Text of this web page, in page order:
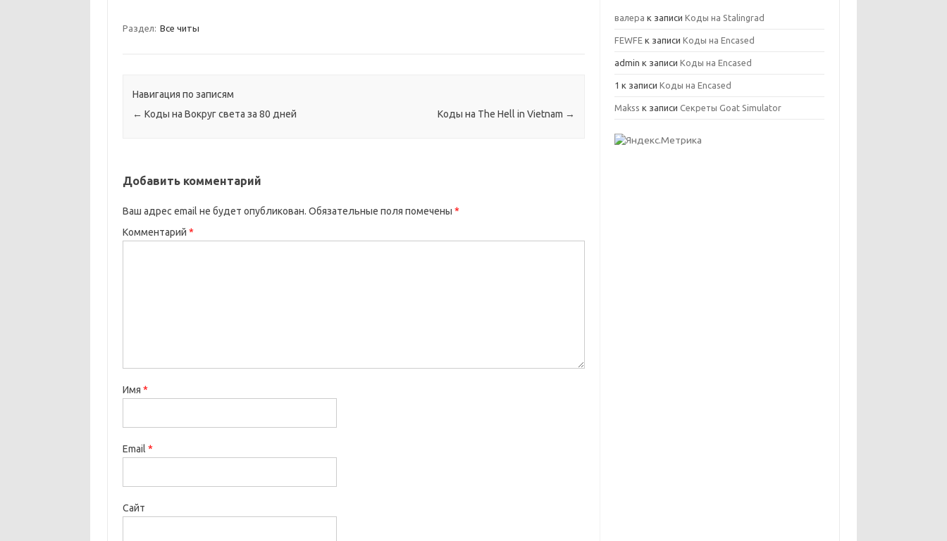
Раздел: Все читы
Навигация по записям
← Коды на Вокруг света за 80 дней Коды на The Hell in Vietnam →
Добавить комментарий
Ваш адрес email не будет опубликован. Обязательные поля помечены *
Комментарий *
Имя *
Email *
Сайт
валера к записиКоды на Stalingrad
FEWFE к записиКоды на Encased
admin к записиКоды на Encased
1 к записиКоды на Encased
Makss к записиСекреты Goat Simulator